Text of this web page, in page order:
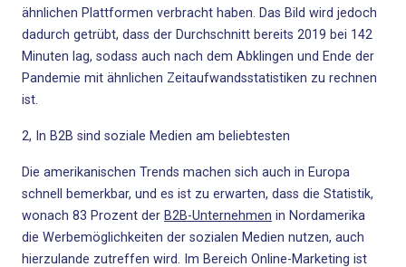
ähnlichen Plattformen verbracht haben. Das Bild wird jedoch
dadurch getrübt, dass der Durchschnitt bereits 2019 bei 142
Minuten lag, sodass auch nach dem Abklingen und Ende der
Pandemie mit ähnlichen Zeitaufwandsstatistiken zu rechnen
ist.
2, In B2B sind soziale Medien am beliebtesten
Die amerikanischen Trends machen sich auch in Europa
schnell bemerkbar, und es ist zu erwarten, dass die Statistik,
wonach 83 Prozent der B2B-Unternehmen in Nordamerika
die Werbemöglichkeiten der sozialen Medien nutzen, auch
hierzulande zutreffen wird. Im Bereich Online-Marketing ist